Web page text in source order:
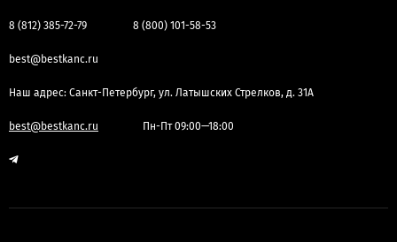
8 (812) 385-72-79 8 (800) 101-58-53
best@bestkanc.ru
Наш адрес: Санкт-Петербург, ул. Латышских Стрелков, д. 31А
best@bestkanc.ru Пн-Пт 09:00—18:00